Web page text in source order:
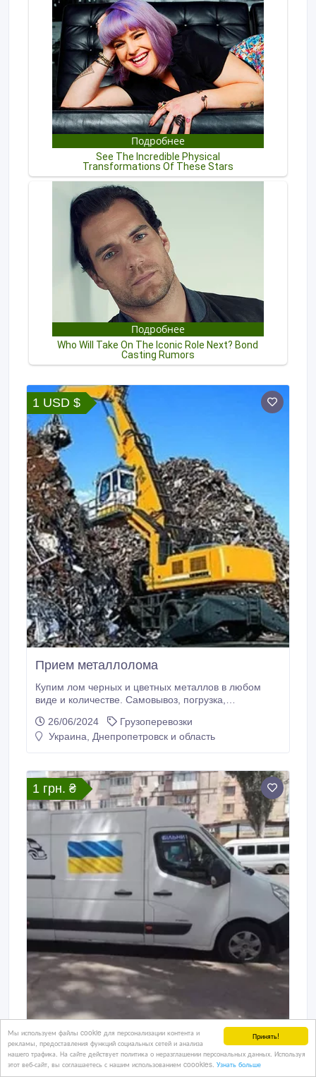
Принять!
Мы используем файлы cookie для персонализации контента и
рекламы, предоставления функций социальных сетей и анализа
нашего трафика. На сайте действует политика о неразглашении персональных данных. Используя
этот веб-сайт, вы соглашаетесь с нашим использованием coookies. Узнать больше
1 USD $
Прием металлолома
Купим лом черных и цветных металлов в любом
виде и количестве. Самовывоз, погрузка,
демонтаж. Работаем без выходных. 0993114600,
0688559300. http://ukrmetal.dp.ua.
26/06/2024
Грузоперевозки
Украина, Днепропетровск и область
1 грн. ₴
Грузоперевозки, перевозка мебели в
Кривом Роге и по Украине